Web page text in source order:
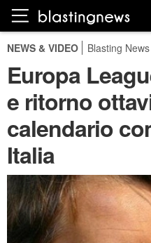
NEWS & VIDEO Blasting
Europa
e ritorno
calendario
Italia